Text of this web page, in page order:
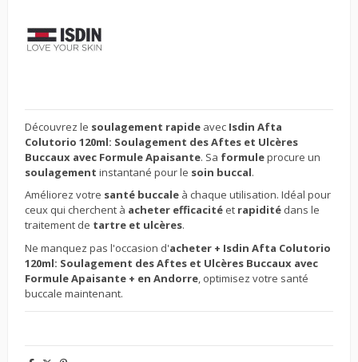
Découvrez le soulagement rapide avec Isdin Afta
Colutorio 120ml: Soulagement des Aftes et Ulcères
Buccaux avec Formule Apaisante. Sa formuleprocure un
soulagement instantané pour le soin buccal.
Améliorez votre santé buccale à chaque utilisation. Idéal pour
ceux qui cherchent à acheter efficacité et rapidité dans le
traitement de tartre et ulcères.
Ne manquez pas l'occasion d'acheter + Isdin Afta Colutorio
120ml: Soulagement des Aftes et Ulcères Buccaux avec
Formule Apaisante + en Andorre, optimisez votre santé
buccale maintenant.